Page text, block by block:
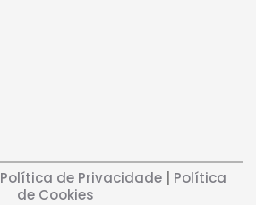
Política de Privacidade | Política
de Cookies